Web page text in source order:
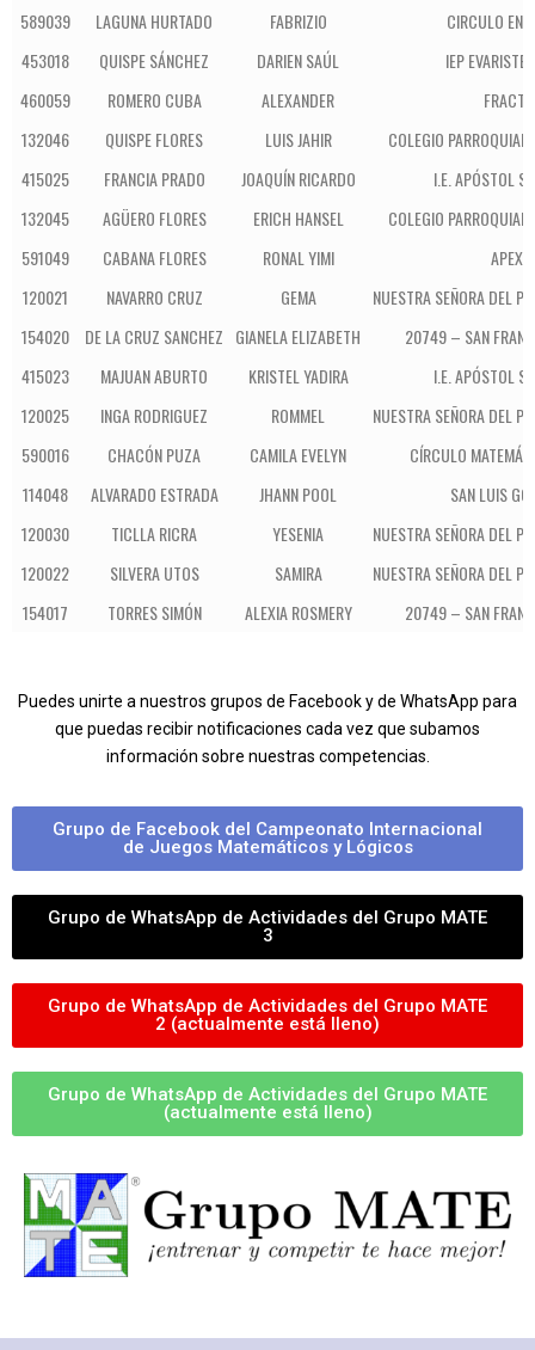
589039
LAGUNA HURTADO FABRIZIO
CIRCULO
453018
QUISPE SÁNCHEZ DARIEN SAÚL
IEP EVARISTE
460059
ROMERO CUBA ALEXANDER
132046
QUISPE FLORES LUIS JAHIR
COLEGIO PARROQUIAL
415025
FRANCIA PRADO JOAQUÍN RICARDO
I.E. APÓSTOL
132045
AGÜERO FLORES ERICH HANSEL
COLEGIO PARROQUIAL
591049
CABANA FLORES RONAL YIMI
APEXA
120021
NAVARRO CRUZ GEMA
NUESTRA SEÑORA DEL
154020
DE LA CRUZ SANCHEZ GIANELA ELIZABETH
20749 – SAN
415023
MAJUAN ABURTO KRISTEL YADIRA
I.E. APÓSTOL
120025
INGA RODRIGUEZ ROMMEL
NUESTRA SEÑORA DEL
590016
CHACÓN PUZA CAMILA EVELYN
CÍRCULO
114048
ALVARADO ESTRADA JHANN POOL
SAN LUIS
120030
TICLLA RICRA YESENIA
NUESTRA SEÑORA DEL
120022
SILVERA UTOS SAMIRA
NUESTRA SEÑORA DEL
154017
TORRES SIMÓN ALEXIA ROSMERY 20749 – SAN
Puedes unirte a nuestros grupos de Facebook y de WhatsApp para
que puedas recibir notificaciones cada vez que subamos
información sobre nuestras competencias.
Grupo de Facebook del Campeonato Internacional
de Juegos Matemáticos y Lógicos
Grupo de WhatsApp de Actividades del Grupo MATE
3
Grupo de WhatsApp de Actividades del Grupo MATE
2 (actualmente está lleno)
Grupo de WhatsApp de Actividades del Grupo MATE
(actualmente está lleno)